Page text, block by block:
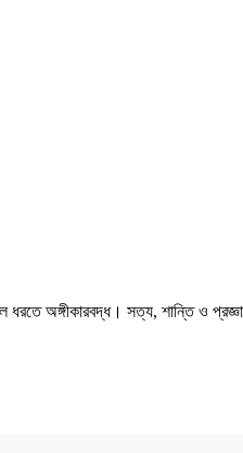
অঙ্গীকারবদ্ধ। সত্য, শান্তি ও